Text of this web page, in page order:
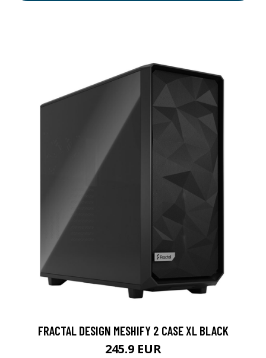
FRACTAL DESIGN MESHIFY 2 CASE XL BLACK
245.9 EUR